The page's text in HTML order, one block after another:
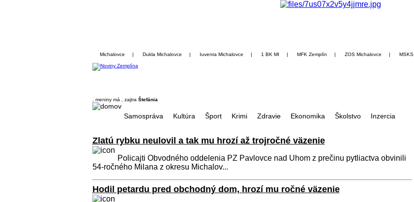
Michalovce | Dukla Michalovce | Iuventa Michalovce | 1 BK MI | MFK Zemplín | ZOS Michalovce | MSKS
, meniny má
, zajtra Štefánia
Samospráva Kultúra Šport Krimi Zdravie Ekonomika Školstvo Inzercia
Zlatú rybku neulovil a tak mu hrozí až trojročné väzenie
Policajti Obvodného oddelenia PZ Pavlovce nad Uhom z prečinu pytliactva obvinili
54-ročného Milana z okresu Michalov...
Hodil petardu pred obchodný dom, hrozí mu ročné väzenie